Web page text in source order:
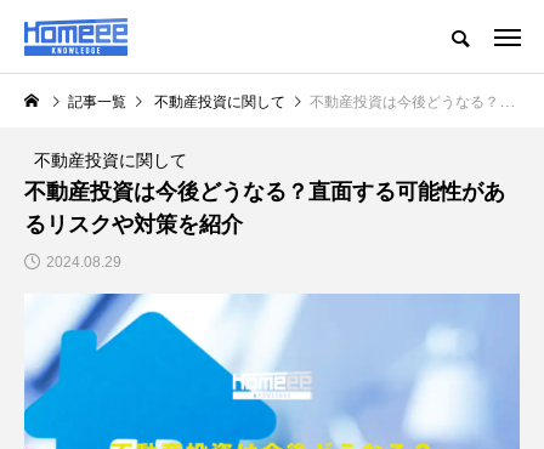
記事一覧 不動産投資に関して 不動産投資は今後どうなる？直面する可能性があるリスクや対策を紹介
不動産投資に関して
不動産投資は今後どうなる？直面する可能性があ
るリスクや対策を紹介
2024.08.29